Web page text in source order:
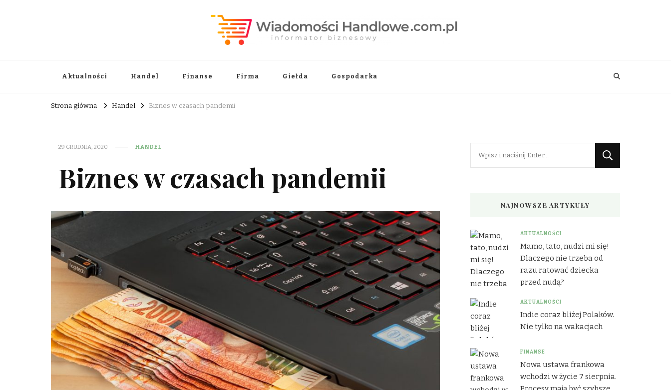
Aktualności Handel Finanse Firma Giełda Gospodarka
Strona główna Handel Biznes w czasach pandemii
29 GRUDNIA, 2020 HANDEL
Biznes w czasach pandemii
NAJNOWSZE ARTYKUŁY
AKTUALNOŚCI
Mamo, tato, nudzi mi się!
Dlaczego nie trzeba od
razu ratować dziecka
przed nudą?
AKTUALNOŚCI
Indie coraz bliżej Polaków.
Nie tylko na wakacjach
FINANSE
Nowa ustawa frankowa
wchodzi w życie 7 sierpnia.